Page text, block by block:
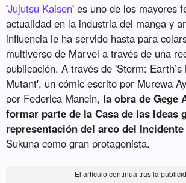
'Jujutsu Kaisen' es uno de los mayores
actualidad en la industria del manga y
influencia le ha servido hasta para
multiverso de Marvel a través de una
publicación. A través de 'Storm:
Mutant', un cómic escrito por Murewa
por Federica Mancin, la obra de Gege
formar parte de la Casa de las Ideas
representación del arco del
Sukuna como gran protagonista.